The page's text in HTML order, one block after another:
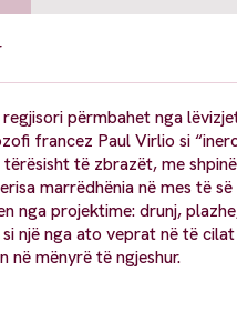
përmbahet nga
francez Paul Virlio si
të zbrazët, me
marrëdhënia në mes të
nga projektime: drunj,
një nga ato veprat në të
në mënyrë të ngjeshur.